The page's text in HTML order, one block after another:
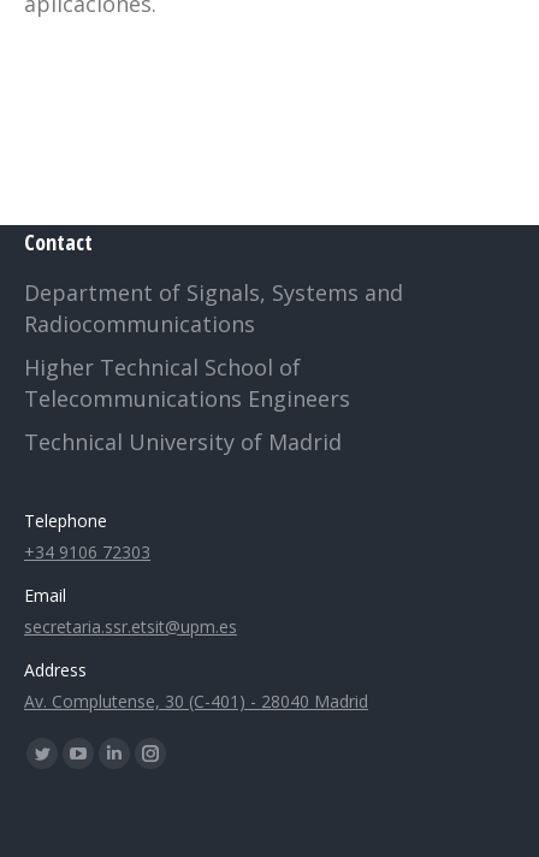
Contact
Department of Signals, Systems and
Radiocommunications
Higher Technical School of
Telecommunications Engineers
Technical University of Madrid
Telephone
+34 9106 72303
Email
secretaria.ssr.etsit@upm.es
Address
Av. Complutense, 30 (C-401) - 28040 Madrid
Find us on:
TwitterYouTubeLinkedinInstagram